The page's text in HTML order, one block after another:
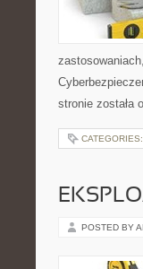
stronie została
CATEGORIES:
POSTED BY